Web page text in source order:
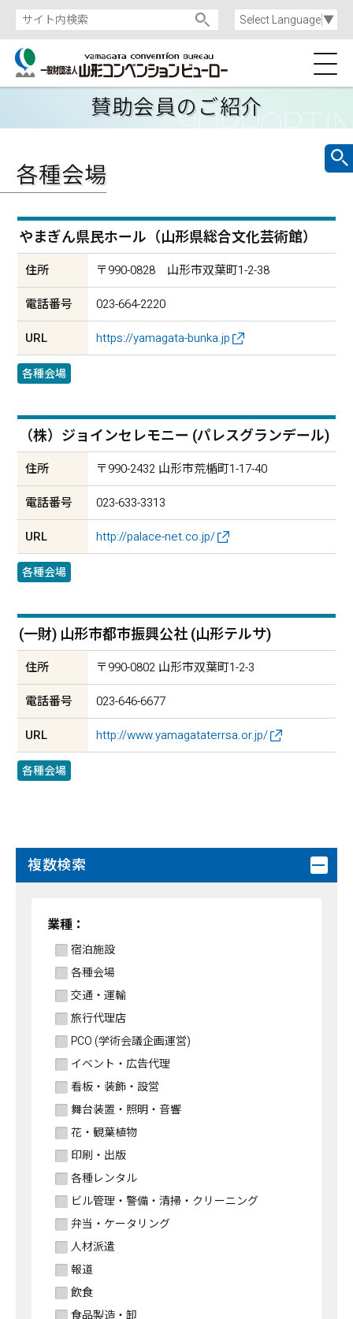
Select Language▼
賛助会員のご紹介
各種会場
やまぎん県民ホール（山形県総合文化芸術館）
住所 〒990-0828 山形市双葉町1-2-38
電話番号 023-664-2220
URL https://yamagata-bunka.jp
各種会場
（株）ジョインセレモニー (パレスグランデール)
住所 〒990-2432 山形市荒楯町1-17-40
電話番号 023-633-3313
URL http://palace-net.co.jp/
各種会場
(一財) 山形市都市振興公社 (山形テルサ)
住所 〒990-0802 山形市双葉町1-2-3
電話番号 023-646-6677
URL http://www.yamagataterrsa.or.jp/
各種会場
複数検索
業種：
宿泊施設
各種会場
交通・運輸
旅行代理店
PCO (学術会議企画運営)
イベント・広告代理
看板・装飾・設営
舞台装置・照明・音響
花・観葉植物
印刷・出版
各種レンタル
ビル管理・警備・清掃・クリーニング
弁当・ケータリング
人材派遣
報道
飲食
食品製造・卸